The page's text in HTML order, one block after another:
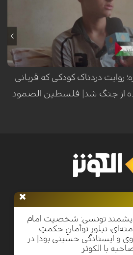
گرفت. این انفجار که در یک لحظه‌ی گذرا رخ داد،
دگرگون ساخت؛ به طوری که منجر به قطع هر
از صورت و آسیب جدی به بینایی وی
هشداری است بر خطر مستمر مواد منفجره
مختلف غزه.
دردناک کودکی که قربانی
از جنگ شد| فلسطین الصمود
تونسی: شخصیت امام
تبلورِ توأمانِ حکمتِ
و ایستادگی حسینی بود| در
با الکوثر
معرفی
Nilesat 11900 V | Badr 8 11747 V |